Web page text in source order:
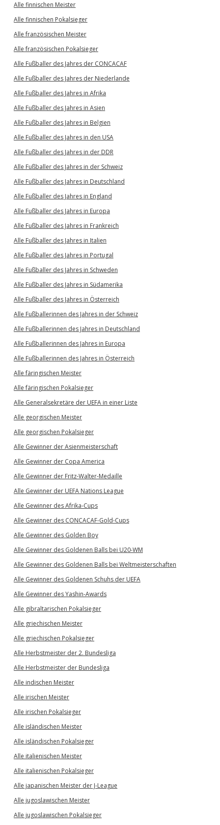
Alle finnischen Meister
Alle finnischen Pokalsieger
Alle französischen Meister
Alle französischen Pokalsieger
Alle Fußballer des Jahres der CONCACAF
Alle Fußballer des Jahres der Niederlande
Alle Fußballer des Jahres in Afrika
Alle Fußballer des Jahres in Asien
Alle Fußballer des Jahres in Belgien
Alle Fußballer des Jahres in den USA
Alle Fußballer des Jahres in der DDR
Alle Fußballer des Jahres in der Schweiz
Alle Fußballer des Jahres in Deutschland
Alle Fußballer des Jahres in England
Alle Fußballer des Jahres in Europa
Alle Fußballer des Jahres in Frankreich
Alle Fußballer des Jahres in Italien
Alle Fußballer des Jahres in Portugal
Alle Fußballer des Jahres in Schweden
Alle Fußballer des Jahres in Südamerika
Alle Fußballer des Jahres in Österreich
Alle Fußballerinnen des Jahres in der Schweiz
Alle Fußballerinnen des Jahres in Deutschland
Alle Fußballerinnen des Jahres in Europa
Alle Fußballerinnen des Jahres in Österreich
Alle färingischen Meister
Alle färingischen Pokalsieger
Alle Generalsekretäre der UEFA in einer Liste
Alle georgischen Meister
Alle georgischen Pokalsieger
Alle Gewinner der Asienmeisterschaft
Alle Gewinner der Copa America
Alle Gewinner der Fritz-Walter-Medaille
Alle Gewinner der UEFA Nations League
Alle Gewinner des Afrika-Cups
Alle Gewinner des CONCACAF-Gold-Cups
Alle Gewinner des Golden Boy
Alle Gewinner des Goldenen Balls bei U20-WM
Alle Gewinner des Goldenen Balls bei Weltmeisterschaften
Alle Gewinner des Goldenen Schuhs der UEFA
Alle Gewinner des Yashin-Awards
Alle gibraltarischen Pokalsieger
Alle griechischen Meister
Alle griechischen Pokalsieger
Alle Herbstmeister der 2. Bundesliga
Alle Herbstmeister der Bundesliga
Alle indischen Meister
Alle irischen Meister
Alle irischen Pokalsieger
Alle isländischen Meister
Alle isländischen Pokalsieger
Alle italienischen Meister
Alle italienischen Pokalsieger
Alle japanischen Meister der J-League
Alle jugoslawischen Meister
Alle jugoslawischen Pokalsieger